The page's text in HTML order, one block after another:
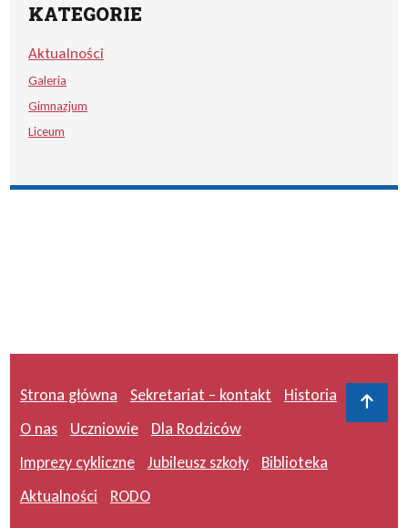
KATEGORIE
Aktualności
Galeria
Gimnazjum
Liceum
Strona główna Sekretariat – kontakt
Historia
O nas
Uczniowie
Dla Rodziców
Imprezy cykliczne
Jubileusz szkoły
Biblioteka
Aktualności
RODO
Do